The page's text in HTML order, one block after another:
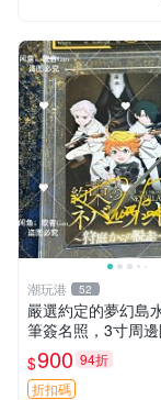
潮玩港 52
嚴選約定的夢幻島
筆簽名照，3寸周
紙質佳 附卡磚 約定
筆記本 名人照
$900 94折
折扣碼